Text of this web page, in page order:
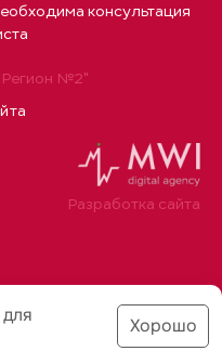
№2"
консультация
Разработка сайта
для
Хорошо